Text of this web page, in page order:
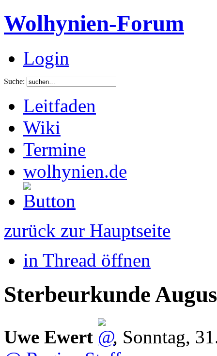
Wolhynien-Forum
Login
Suche:
Leitfaden
Wiki
Termine
wolhynien.de
zurück zur Hauptseite
in Thread öffnen
Sterbeurkunde
Uwe Ewert , Sonntag,